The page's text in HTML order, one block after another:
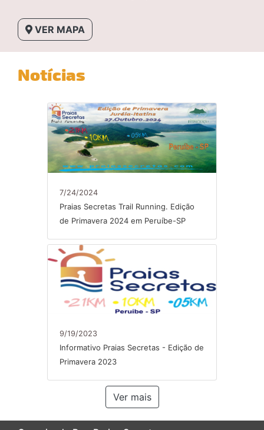
VER MAPA
Notícias
7/24/2024
Praias Secretas Trail Running. Edição
de Primavera 2024 em Peruíbe-SP
9/19/2023
Informativo Praias Secretas - Edição de
Primavera 2023
Ver mais